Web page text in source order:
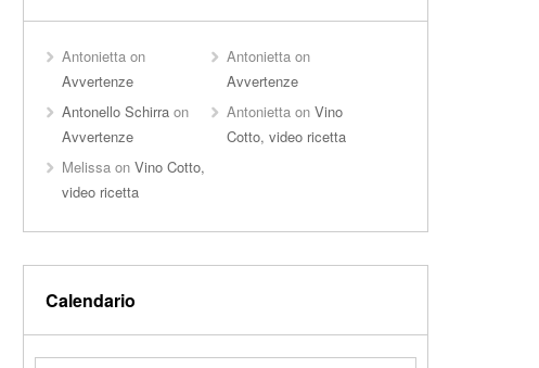
Antoniettaon
Avvertenze
Antonietta on
Avvertenze
Antonello Schirraon
Avvertenze
Antonietta onVino
Cotto, video ricetta
Melissaon Vino Cotto,
video ricetta
Calendario